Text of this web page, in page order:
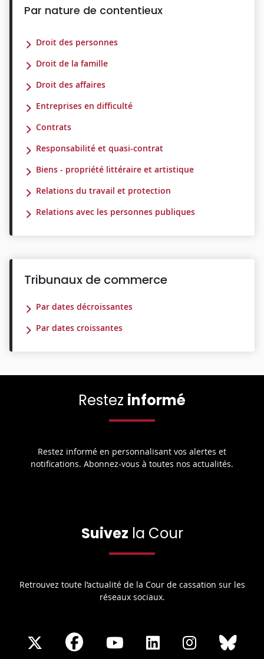
Par nature de contentieux
Droit des personnes
Droit de la famille
Droit des affaires
Entreprises en difficulté
Contrats
Responsabilité et quasi-contrat
Biens - propriété littéraire et artistique
Relations du travail et protection
Relations avec les personnes publiques
Tribunaux de commerce
Par dates décroissantes
Par dates croissantes
Restez informé
Restez informé en personnalisant vos alertes et
notifications. Abonnez-vous à toutes nos actualités.
Suivez la Cour
Retrouvez toute l’actualité de la Cour de cassation sur les
réseaux sociaux.
ShareShare
Share
Share
Share